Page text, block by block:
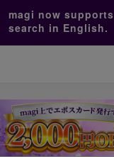
magi now supports
search in English.